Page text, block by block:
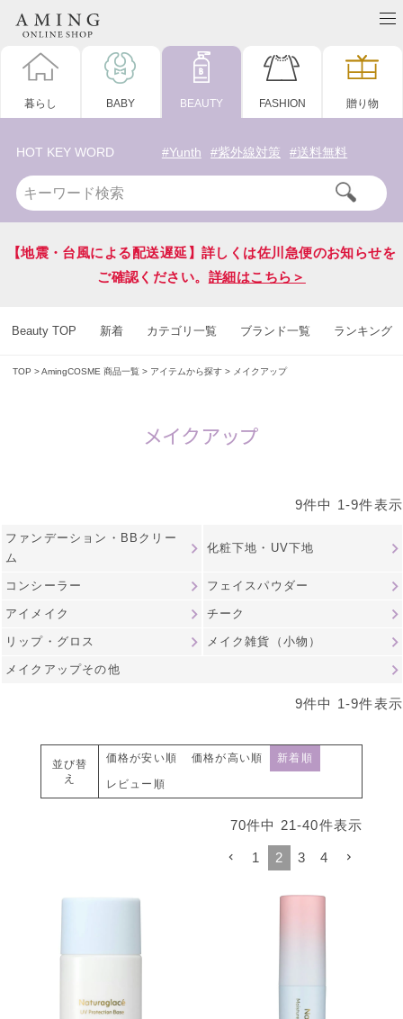
暮らし BABY BEAUTY FASHION 贈り物
HOT KEY WORD #Yunth #紫外線対策 #送料無料
【地震・台風による配送遅延】詳しくは佐川急便のお知らせを
ご確認ください。 詳細はこちら＞
Beauty TOP 新着 カテゴリ一覧 ブランド一覧 ランキング
TOP AmingCOSME 商品一覧 アイテムから探す メイクアップ
メイクアップ
9件中 1-9件表示
ファンデーション・BBクリー
ム
化粧下地・UV下地
コンシーラー フェイスパウダー
アイメイク チーク
リップ・グロス メイク雑貨（小物）
メイクアップその他
9件中 1-9件表示
並び替
え
価格が安い順 価格が高い順 新着順
レビュー順
70件中 21-40件表示
1 2 3 4